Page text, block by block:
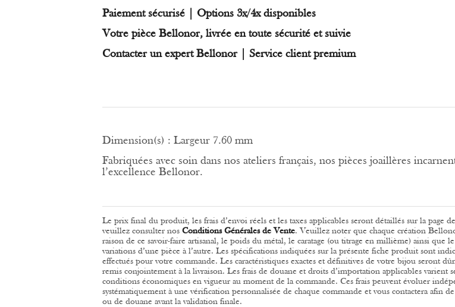
Paiement sécurisé | Options 3x/4x disponibles
Votre pièce Bellonor, livrée en toute sécurité et suivie
Contacter un expert Bellonor | Service client premium
Dimension(s) : Largeur 7.60 mm
Fabriquées avec soin dans nos ateliers français, nos pièces joaillères
l’excellence Bellonor.
Le prix final du produit, les frais d’envoi réels et les taxes applicables seront détaillés sur la page
veuillez consulter nos Conditions Générales de Vente.Veuillez noter que chaque création
raison de ce savoir-faire artisanal, le poids du métal, le caratage (ou titrage en millième) ainsi que
variations d’une pièce à l’autre. Les spécifications indiquées sur la présente fiche produit sont
effectués pour votre commande. Les caractéristiques exactes et définitives de votre bijou seront
remis conjointement à la livraison. Les frais de douane et droits d’importation applicables varient
conditions économiques en vigueur au moment de la commande. Ces frais peuvent évoluer
systématiquement à une vérification personnalisée de chaque commande et vous contactera afin
ou de douane avant la validation finale.